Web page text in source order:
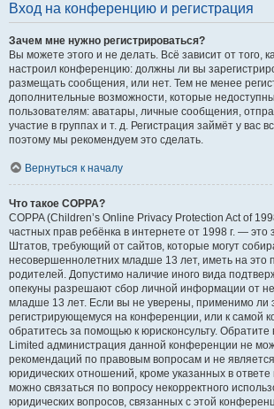
Вход на конференцию и регистрация
Зачем мне нужно регистрироваться?
Вы можете этого и не делать. Всё зависит от того,
настроил конференцию: должны ли вы
размещать сообщения, или нет. Тем не менее
дополнительные возможности, которые
пользователям: аватары, личные сообщения,
участие в группах и т. д. Регистрация займёт у вас
поэтому мы рекомендуем это сделать.
Вернуться к началу
Что такое COPPA?
COPPA (Children’s Online Privacy Protection Act of
частных прав ребёнка в интернете от 1998 г. —
Штатов, требующий от сайтов, которые могут
несовершеннолетних младше 13 лет, иметь на это
родителей. Допустимо наличие иного вида
опекуны разрешают сбор личной информации от
младше 13 лет. Если вы не уверены, применимо ли
регистрирующемуся на конференции, или к самой
обратитесь за помощью к юрисконсульту.
Limited администрация данной конференции не
рекомендаций по правовым вопросам и не
юридических отношений, кроме указанных в
можно связаться по вопросу некорректного
юридических вопросов, связанных с этой